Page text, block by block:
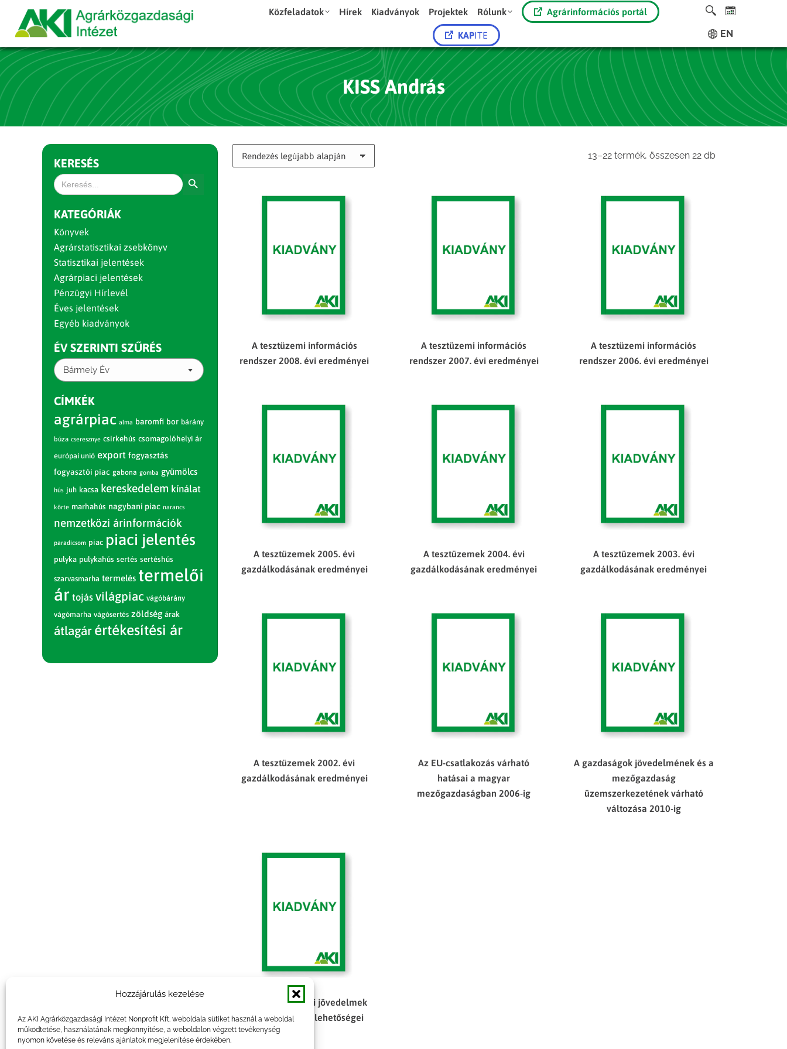
Hozzájárulás kezelése
Az AKI Agrárközgazdasági Intézet Nonprofit Kft. weboldala sütiket használ a weboldal
működtetése, használatának megkönnyítése, a weboldalon végzett tevékenység
nyomon követése és releváns ajánlatok megjelenítése érdekében.
Közfeladatok Hírek Kiadványok Projektek Rólunk Agrárinformációs portál
KAPITE EN
KISS András
13–22 termék, összesen 22 dbSorted
A tesztüzemi információs
rendszer 2008. évi eredményei
A tesztüzemi információs
rendszer 2007. évi eredményei
A tesztüzemi információs
rendszer 2006. évi eredményei
A tesztüzemek 2005. évi
gazdálkodásának eredményei
A tesztüzemek 2004. évi
gazdálkodásának eredményei
A tesztüzemek 2003. évi
gazdálkodásának eredményei
A tesztüzemek 2002. évi
gazdálkodásának eredményei
Az EU-csatlakozás várható
hatásai a magyar
mezőgazdaságban 2006-ig
A gazdaságok jövedelmének és a
mezőgazdaság
üzemszerkezetének várható
változása 2010-ig
A mezőgazdasági jövedelmek
kiegészítésének lehetőségei
KERESÉS
Search
for:
KATEGÓRIÁK
Könyvek
Agrárstatisztikai zsebkönyv
Statisztikai jelentések
Agrárpiaci jelentések
Pénzügyi Hírlevél
Éves jelentések
Egyéb kiadványok
ÉV SZERINTI SZŰRÉS
Bármely Év
CÍMKÉK
agrárpiac alma baromfi bor bárány
búza cseresznye csirkehús csomagolóhelyi ár
európai unió export fogyasztás
fogyasztói piac gabona gomba gyümölcs
hús juh kacsa kereskedelem kínálat
körte marhahús nagybani piac narancs
nemzetközi árinformációk
paradicsom piac piaci jelentés
pulyka pulykahús sertés sertéshús
szarvasmarha termelés termelői
ár tojás világpiac vágóbárány
vágómarha vágósertés zöldség árak
átlagár értékesítési ár